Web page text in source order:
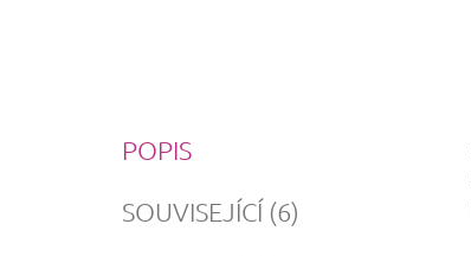
POPIS
SOUVISEJÍCÍ (6)